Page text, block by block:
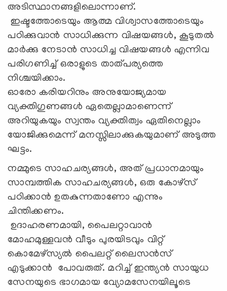
അടിസ്ഥാനങ്ങളിലൊന്നാണ്.
ഇഷ്ടത്തോടെയും ആത്മ വിശ്വാസത്തോടെയും
പഠിക്കുവാന്‍ സാധിക്കുന്ന വിഷയങ്ങള്‍, കൂടുതല്‍
മാര്‍ക്കു നേടാന്‍ സാധിച്ച വിഷയങ്ങള്‍ എന്നിവ
പരിഗണിച്ച് ഒരാളുടെ താത്പര്യത്തെ
നിശ്ചയിക്കാം.
ഓരോ കരിയറിനും അനുയോജ്യമായ
വ്യക്തിഗുണങ്ങള്‍ ഏതെല്ലാമാണെന്ന്
അറിയുകയും സ്വന്തം വ്യക്തിത്വം ഏതിനെല്ലാം
യോജിക്കുമെന്ന് മനസ്സിലാക്കുകയുമാണ് അടുത്ത
ഘട്ടം.
നമ്മുടെ സാഹചര്യങ്ങള്‍, അത് പ്രധാനമായും
സാമ്പത്തിക സാഹചര്യങ്ങള്‍, ഒരു കോഴ്‌സ്
പഠിക്കാന്‍ ഉതകുന്നതാണോ എന്നും
ചിന്തിക്കണം.
ഉദാഹരണമായി, പൈലറ്റാവാന്‍
മോഹമുള്ളവൻ വീടും പുരയിടവും വിറ്റ്
കൊമേഴ്‌സ്യല്‍ പൈലറ്റ് ലൈസൻസ്
എടുക്കാൻ പോവരുത്. മറിച്ച് ഇന്ത്യൻ സായുധ
സേനയുടെ ഭാഗമായ വ്യോമസേനയിലൂടെ